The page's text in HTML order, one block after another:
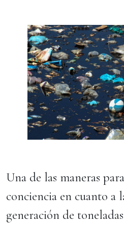
Una de las maneras
conciencia en cuanto a
generación de